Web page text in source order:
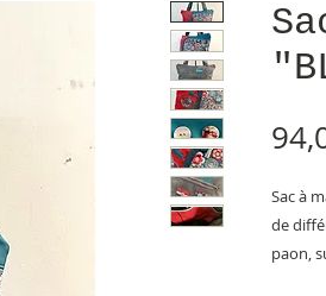
Sac à
de
paon,